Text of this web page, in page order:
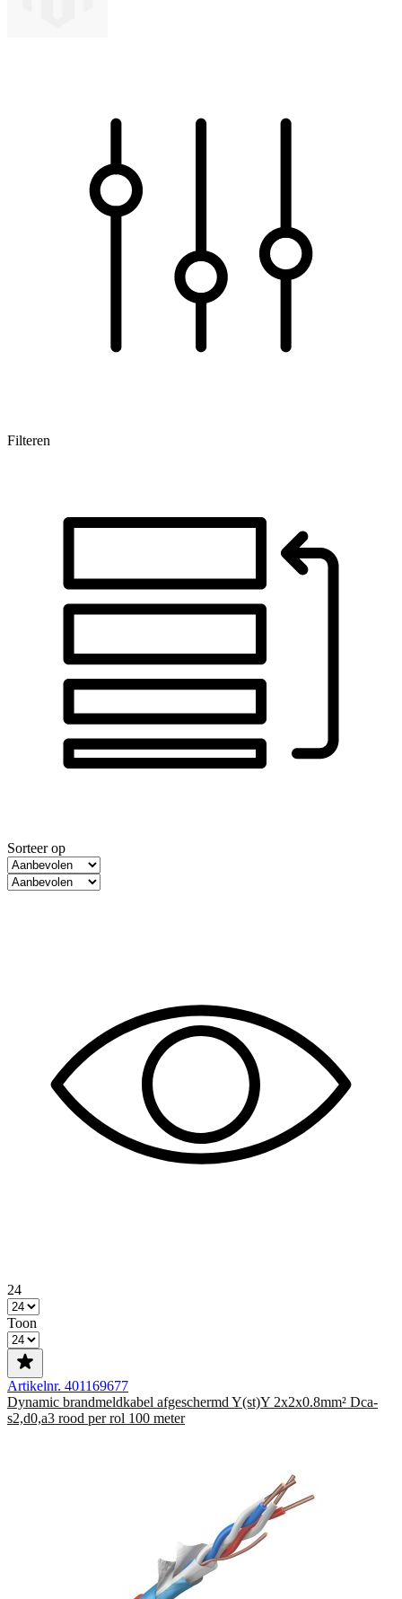
Filteren
Sorteer op
24
Toon
Artikelnr. 401169677
Dynamic brandmeldkabel afgeschermd Y(st)Y 2x2x0.8mm² Dca-
s2,d0,a3 rood per rol 100 meter